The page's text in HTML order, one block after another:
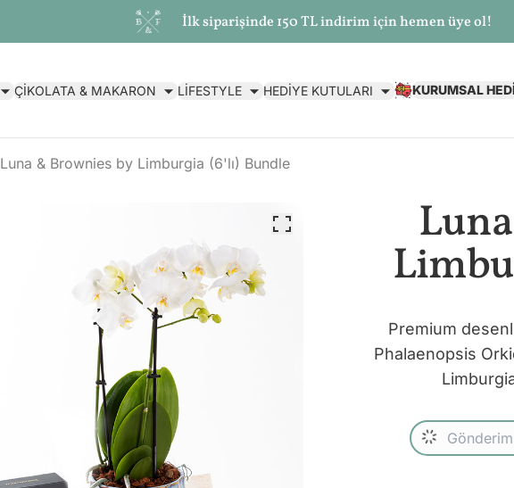
İlk siparişinde 150 TL indirim için hemen üye ol!
ÇİKOLATA & MAKARON LİFESTYLE HEDİYE KUTULARI KURUMSAL
Luna & Brownies by Limburgia (6'lı) Bundle
Premium
Phalaenopsis